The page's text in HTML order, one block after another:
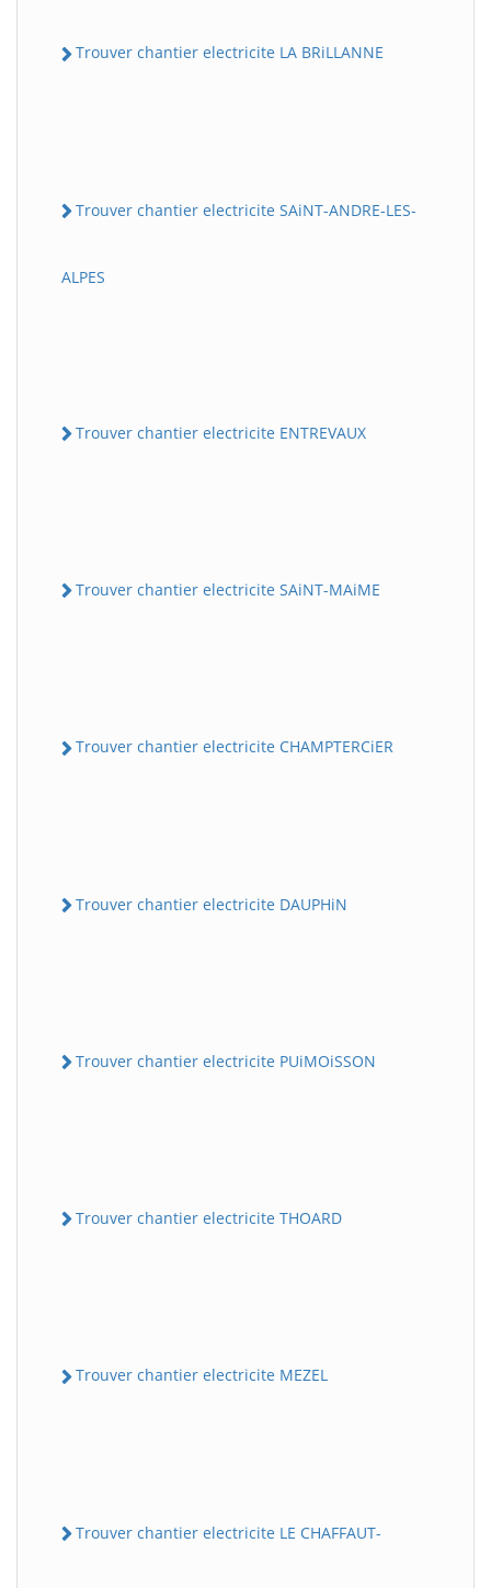
Trouver chantier electricite LA BRiLLANNE
Trouver chantier electricite SAiNT-ANDRE-LES-
ALPES
Trouver chantier electricite ENTREVAUX
Trouver chantier electricite SAiNT-MAiME
Trouver chantier electricite CHAMPTERCiER
Trouver chantier electricite DAUPHiN
Trouver chantier electricite PUiMOiSSON
Trouver chantier electricite THOARD
Trouver chantier electricite MEZEL
Trouver chantier electricite LE CHAFFAUT-